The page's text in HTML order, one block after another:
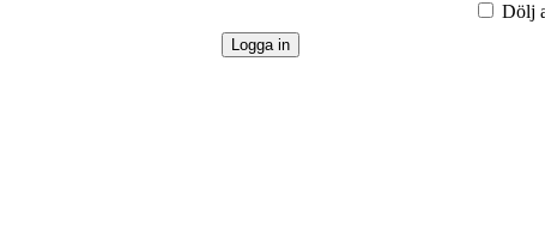
Dölj